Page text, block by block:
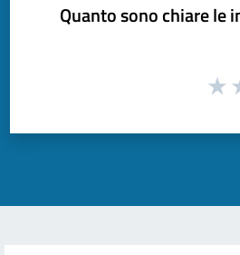
Quanto sono chiare le